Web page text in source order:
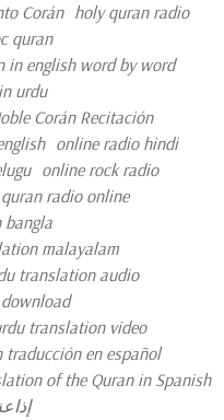
Corán holy quran radio
quran
in english word by word
urdu
Corán Recitación
online radio hindi
online rock radio
quran radio online
malayalam
translation audio
translation video
traducción en español
of the Quran in Spanish